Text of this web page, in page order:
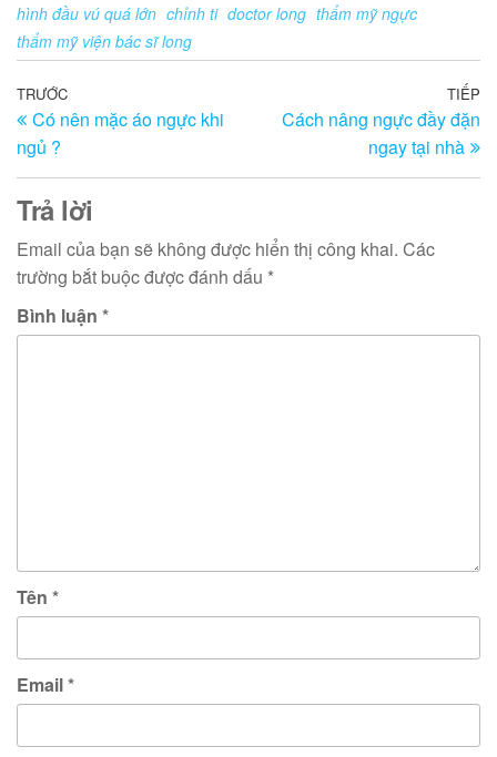
hình đầu vú quá lớn chỉnh ti doctor long thẩm mỹ ngực
thẩm mỹ viện bác sĩ long
Điều
hướng
bài
viết
Bài
trước
TRƯỚC
Có nên mặc áo ngực khi
ngủ ?
TIẾP
Cách nâng ngực đầy đặn
ngay tại nhà
Trả lời
Email của bạn sẽ không được hiển thị công khai. Các
trường bắt buộc được đánh dấu *
Bình luận *
Tên *
Email*